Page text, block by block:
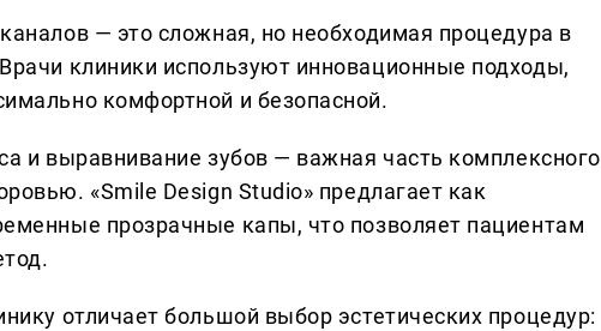
— это сложная, но необходимая процедура в
клиники используют инновационные подходы,
комфортной и безопасной.
и выравнивание зубов — важная часть комплексного
«Smile Design Studio» предлагает как
прозрачные капы, что позволяет пациентам
отличает большой выбор эстетических процедур: